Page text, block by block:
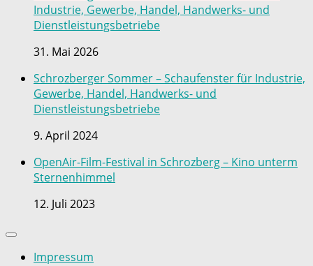
Industrie, Gewerbe, Handel, Handwerks- und
Dienstleistungsbetriebe
31. Mai 2026
Schrozberger Sommer – Schaufenster für Industrie,
Gewerbe, Handel, Handwerks- und
Dienstleistungsbetriebe
9. April 2024
OpenAir-Film-Festival in Schrozberg – Kino unterm
Sternenhimmel
12. Juli 2023
Impressum